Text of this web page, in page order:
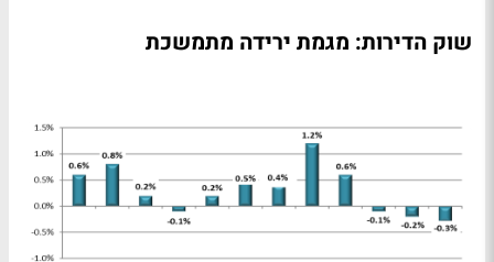
שוק הדירות: מגמת ירידה מתמשכת